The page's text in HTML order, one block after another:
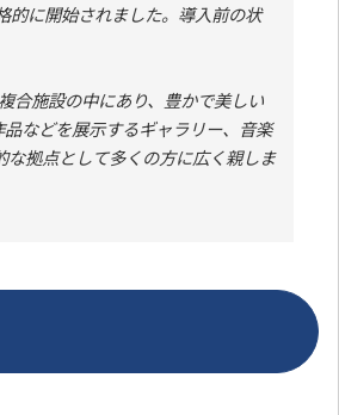
に開始されました。導入前の状
合施設の中にあり、豊かで美しい
などを展示するギャラリー、音楽
拠点として多くの方に広く親しま